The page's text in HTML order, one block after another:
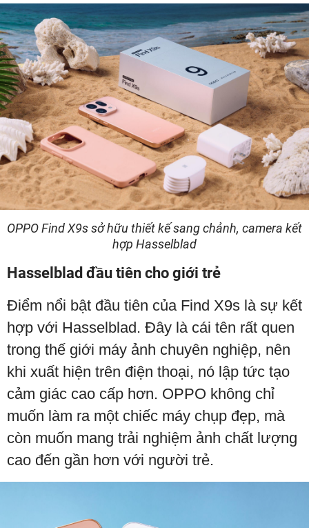
OPPO Find X9s sở hữu thiết kế sang chảnh, camera kết
hợp Hasselblad
Hasselblad đầu tiên cho giới trẻ
Điểm nổi bật đầu tiên của Find X9s là sự kết
hợp với Hasselblad. Đây là cái tên rất quen
trong thế giới máy ảnh chuyên nghiệp, nên
khi xuất hiện trên điện thoại, nó lập tức tạo
cảm giác cao cấp hơn. OPPO không chỉ
muốn làm ra một chiếc máy chụp đẹp, mà
còn muốn mang trải nghiệm ảnh chất lượng
cao đến gần hơn với người trẻ.